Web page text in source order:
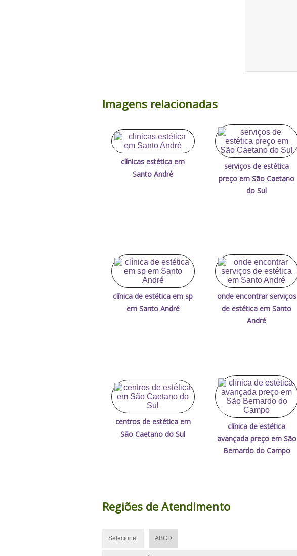
Imagens relacionadas
clínicas estética em
Santo André
serviços de estética
preço em São Caetano
do Sul
clínica de estética em sp
em Santo André
onde encontrar serviços
de estética em Santo
André
centros de estética em
São Caetano do Sul
clínica de estética
avançada preço em São
Bernardo do Campo
Regiões de Atendimento
Selecione: ABCD